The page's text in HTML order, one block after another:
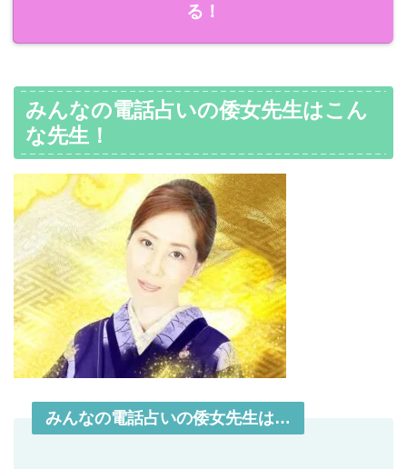
る！
みんなの電話占いの倭女先生はこん
な先生！
みんなの電話占いの倭女先生は…